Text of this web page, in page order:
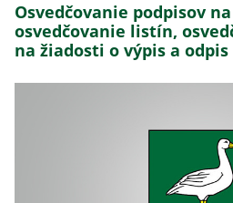
Osvedčovanie podpisov
osvedčovanie listín,
na žiadosti o výpis a